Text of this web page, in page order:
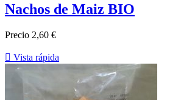
Nachos de Maiz BIO
Precio 2,60 €
 Vista rápida